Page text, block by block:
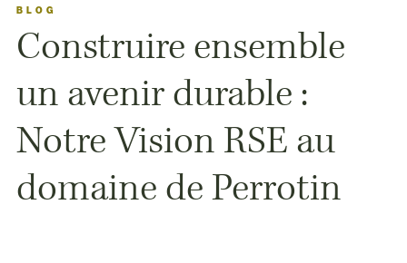
BLOG
Construire ensemble
un avenir durable :
Notre Vision RSE au
domaine de Perrotin